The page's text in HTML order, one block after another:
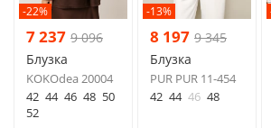
-22%
7 237 9 096
Блузка
KOKOdea 20004
42 44 46 48 50
52
-13%
8 197 9 345
Блузка
PUR PUR 11-454
42 44 46 48